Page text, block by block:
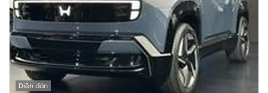
Diễn đàn